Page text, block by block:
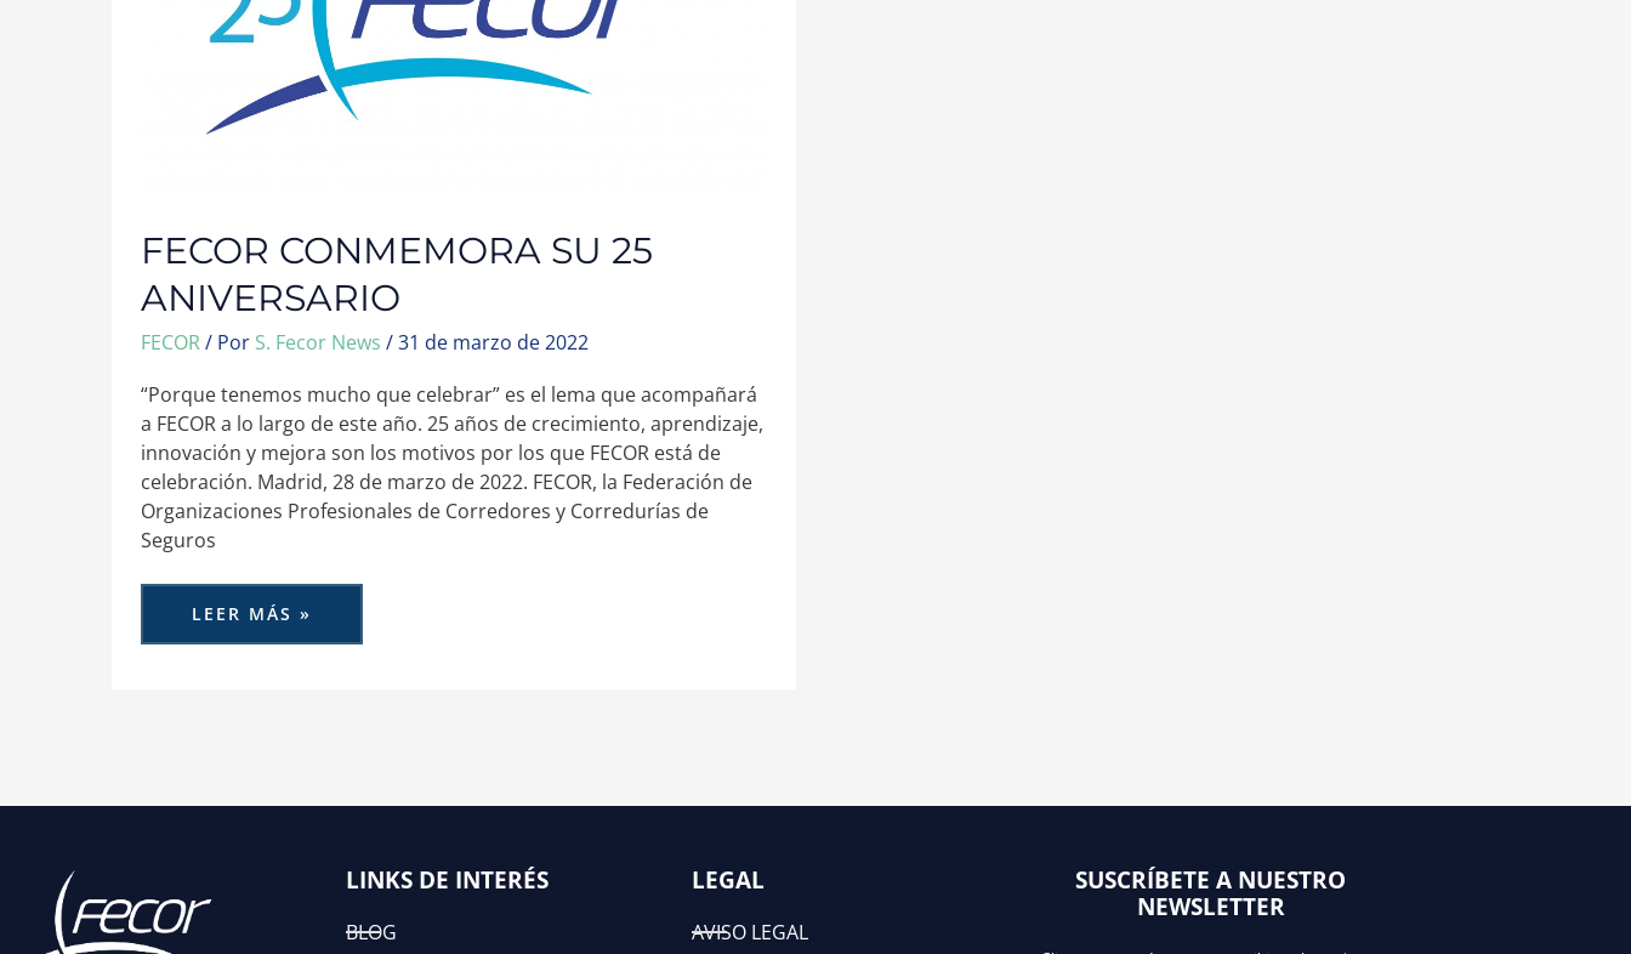
FECOR CONMEMORA SU 25
ANIVERSARIO
FECOR/ Por S. Fecor News /31 de marzo de 2022
“Porque tenemos mucho que celebrar” es el lema que acompañará
a FECOR a lo largo de este año. 25 años de crecimiento, aprendizaje,
innovación y mejora son los motivos por los que FECOR está de
celebración. Madrid, 28 de marzo de 2022. FECOR, la Federación de
Organizaciones Profesionales de Corredores y Corredurías de
Seguros
LEER MÁS »
LINKS DE INTERÉS
BLOG
LEGAL
AVISO LEGAL
SUSCRÍBETE A NUESTRO
NEWSLETTER